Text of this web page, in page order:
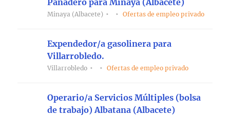
Panadero para Minaya (Albacete)
Minaya (Albacete) Ofertas de empleo privado
Expendedor/a gasolinera para
Villarrobledo.
Villarrobledo Ofertas de empleo privado
Operario/a Servicios Múltiples (bolsa
de trabajo) Albatana (Albacete)